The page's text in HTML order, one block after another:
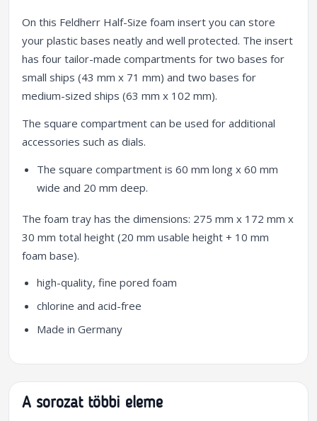
On this Feldherr Half-Size foam insert you can store
your plastic bases neatly and well protected. The insert
has four tailor-made compartments for two bases for
small ships (43 mm x 71 mm) and two bases for
medium-sized ships (63 mm x 102 mm).
The square compartment can be used for additional
accessories such as dials.
The square compartment is 60 mm long x 60 mm
wide and 20 mm deep.
The foam tray has the dimensions: 275 mm x 172 mm x
30 mm total height (20 mm usable height + 10 mm
foam base).
high-quality, fine pored foam
chlorine and acid-free
Made in Germany
A sorozat többi eleme